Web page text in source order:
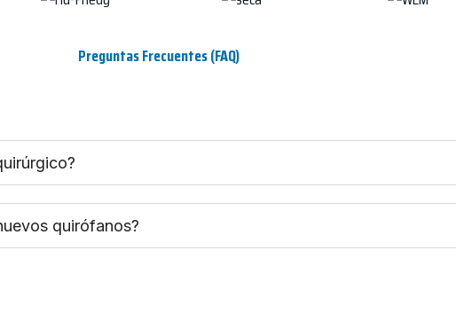
Preguntas Frecuentes (FAQ)
quirófanos?